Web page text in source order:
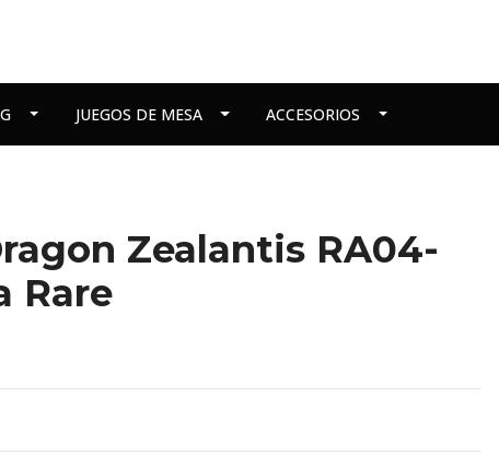
JUEGOS DE MESA ACCESORIOS
Zealantis RA04-
Rare